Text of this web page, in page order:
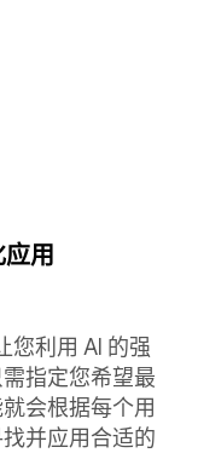
用
您利用 AI 的强
指定您希望最
会根据每个用
并应用合适的